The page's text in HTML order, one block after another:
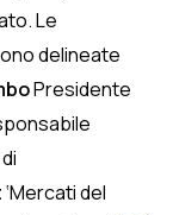
Le
delineate
Presidente
‘Mercati del